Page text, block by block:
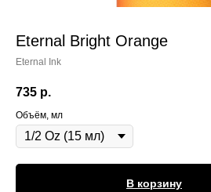
Eternal Bright Orange
Eternal Ink
735 р.
Объём, мл
В корзину